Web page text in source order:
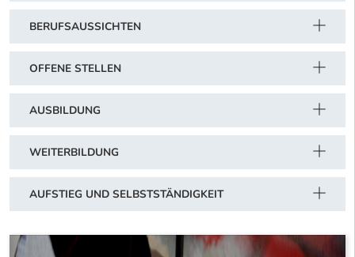
BERUFSAUSSICHTEN
OFFENE STELLEN
AUSBILDUNG
WEITERBILDUNG
AUFSTIEG UND SELBSTSTÄNDIGKEIT